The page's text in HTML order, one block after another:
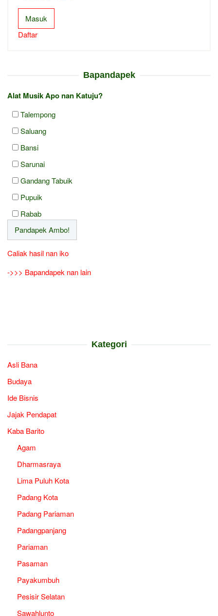
Masuk
Daftar
Bapandapek
Alat Musik Apo nan Katuju?
Talempong
Saluang
Bansi
Sarunai
Gandang Tabuik
Pupuik
Rabab
Caliak hasil nan iko
->>> Bapandapek nan lain
Kategori
Asli Bana
Budaya
Ide Bisnis
Jajak Pendapat
Kaba Barito
Agam
Dharmasraya
Lima Puluh Kota
Padang Kota
Padang Pariaman
Padangpanjang
Pariaman
Pasaman
Payakumbuh
Pesisir Selatan
Sawahlunto